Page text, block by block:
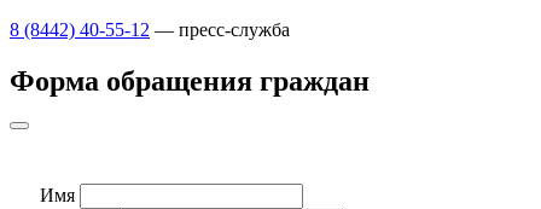
8 (8442) 40-55-12 — пресс-служба
Форма обращения граждан
Имя